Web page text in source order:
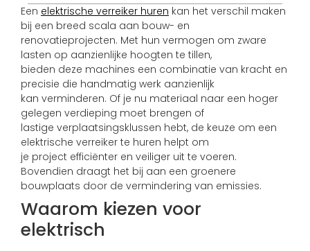
Een elektrische verreiker huren kan het verschil maken
bij een breed scala aan bouw- en
renovatieprojecten. Met hun vermogen om zware
lasten op aanzienlijke hoogten te tillen,
bieden deze machines een combinatie van kracht en
precisie die handmatig werk aanzienlijk
kan verminderen. Of je nu materiaal naar een hoger
gelegen verdieping moet brengen of
lastige verplaatsingsklussen hebt, de keuze om een
elektrische verreiker te huren helpt om
je project efficiënter en veiliger uit te voeren.
Bovendien draagt het bij aan een groenere
bouwplaats door de vermindering van emissies.
Waarom kiezen voor
elektrisch